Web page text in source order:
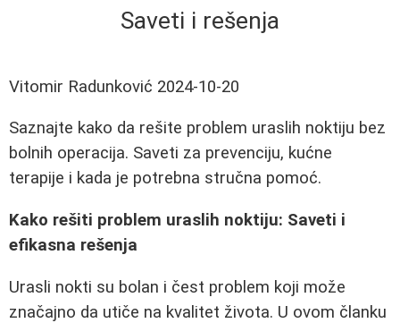
Saveti i rešenja
Vitomir Radunković 2024-10-20
Saznajte kako da rešite problem uraslih noktiju bez
bolnih operacija. Saveti za prevenciju, kućne
terapije i kada je potrebna stručna pomoć.
Kako rešiti problem uraslih noktiju: Saveti i
efikasna rešenja
Urasli nokti su bolan i čest problem koji može
značajno da utiče na kvalitet života. U ovom članku